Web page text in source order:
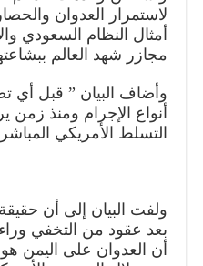
لاستمرار العدوان
أمثال النظام السعودي
مجازر شهد العالم
وأضاف البيان ” قبل
أنواع الإجرام ومنذ
التسلط الأمريكي
ولفت البيان إلى أن
بعد عقود من التخفي
أن العدوان على اليمن